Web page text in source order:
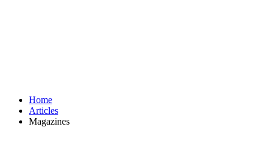
Home
Articles
Magazines